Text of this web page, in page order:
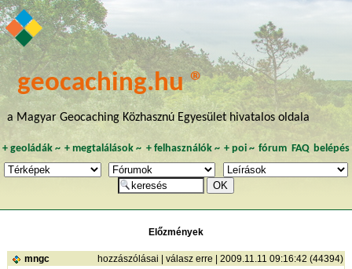
geocaching.hu ®
a Magyar Geocaching Közhasznú Egyesület hivatalos oldala
+ geoládák~ +megtalálások ~ + felhasználók~ + poi~ fórum FAQ belépés
Előzmények
mngc hozzászólásai | válasz erre | 2009.11.11 09:16:42 (44394)